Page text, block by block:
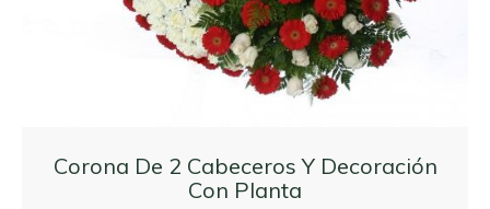
Corona De 2 Cabeceros Y Decoración
Con Planta